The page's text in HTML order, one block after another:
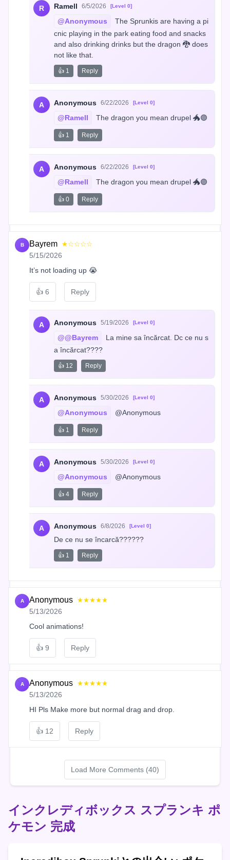
R Ramell 6/5/2026 [Level 0]
@Anonymous
The Sprunkis are having a pi
cnic playing in the park eating food and snacks
and also drinking drinks but the dragon 🐉 does
not like that.
👍 1 Reply
A Anonymous 6/22/2026 [Level 0]
@Ramell The dragon you mean drupel 🐲🟣
👍 1 Reply
A Anonymous 6/22/2026 [Level 0]
@Ramell The dragon you mean drupel 🐲🟣
👍 0 Reply
B Bayrem ★☆☆☆☆
5/15/2026
It’s not loading up 😭
👍 6 Reply
A Anonymous 5/19/2026 [Level 0]
@@Bayrem
La mine sa încărcat. Dc ce nu s
a încărcat????
👍 12 Reply
A Anonymous 5/30/2026 [Level 0]
@Anonymous @Anonymous
👍 1 Reply
A Anonymous 5/30/2026 [Level 0]
@Anonymous @Anonymous
👍 4 Reply
A Anonymous 6/8/2026 [Level 0]
De ce nu se încarcă??????
👍 1 Reply
A Anonymous ★★★★★
5/13/2026
Cool animations!
👍 9 Reply
A Anonymous ★★★★★
5/13/2026
HI Pls Make more but normal drag and drop.
👍 12 Reply
Load More Comments (40)
インクレディボックス スプランキ ポ
ケモン 完成